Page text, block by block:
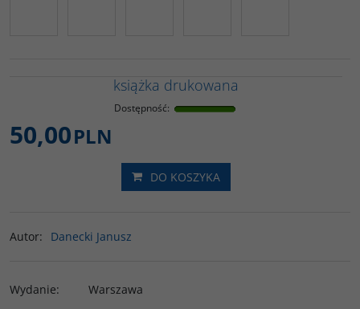
książka drukowana
Dostępność:
50,00PLN
DO KOSZYKA
Autor: Danecki Janusz
Wydanie:
Warszawa